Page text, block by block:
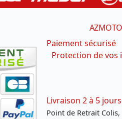
Paiement sécurisé
Protection de
Livraison 2 à 5
Point de Retrait